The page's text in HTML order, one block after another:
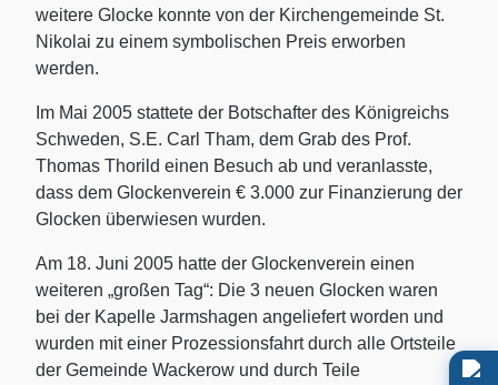
weitere Glocke konnte von der Kirchengemeinde St.
Nikolai zu einem symbolischen Preis erworben
werden.
Im Mai 2005 stattete der Botschafter des Königreichs
Schweden, S.E. Carl Tham, dem Grab des Prof.
Thomas Thorild einen Besuch ab und veranlasste,
dass dem Glockenverein € 3.000 zur Finanzierung der
Glocken überwiesen wurden.
Am 18. Juni 2005 hatte der Glockenverein einen
weiteren „großen Tag“: Die 3 neuen Glocken waren
bei der Kapelle Jarmshagen angeliefert worden und
wurden mit einer Prozessionsfahrt durch alle Ortsteile
der Gemeinde Wackerow und durch Teile